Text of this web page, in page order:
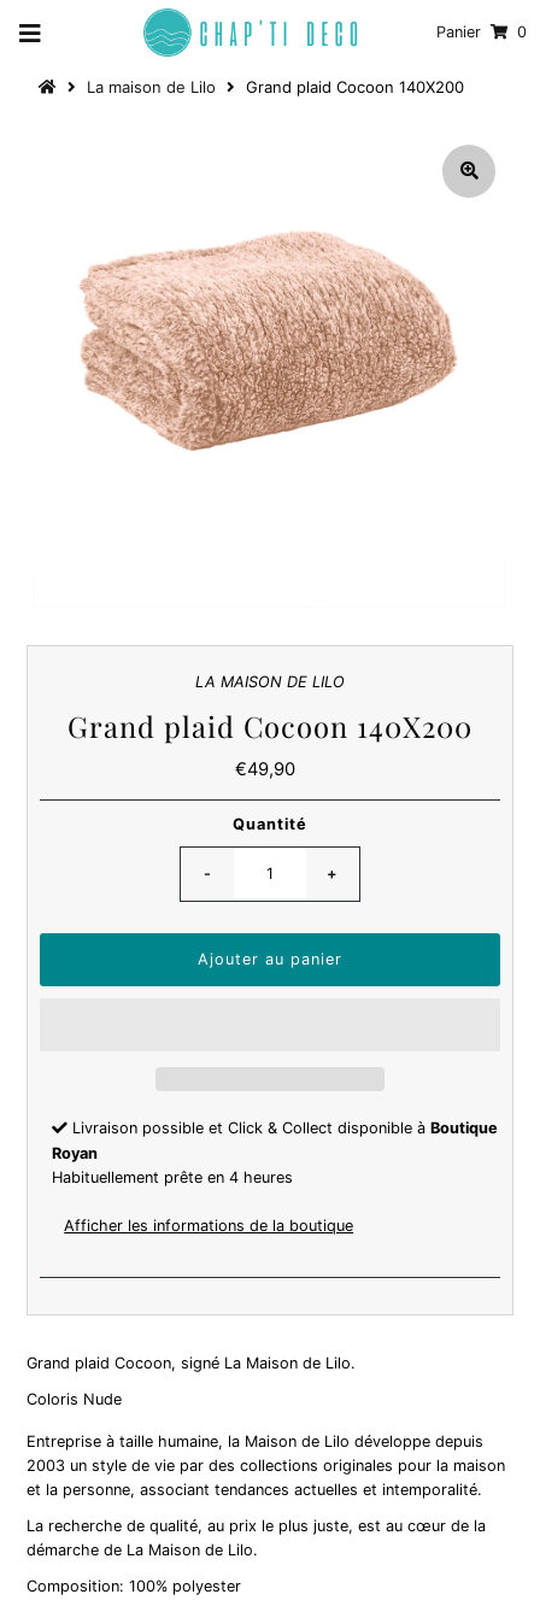
Panier 0
La maison de Lilo Grand plaid Cocoon 140X200
LA MAISON DE LILO
Grand plaid Cocoon 140X200
Prix
€49,90
Quantité
- +
Livraison possible et Click & Collect disponible àBoutique
Royan
Habituellement prête en 4 heures
Afficher les informations de la boutique
Grand plaid Cocoon, signé La Maison de Lilo.
Coloris Nude
Entreprise à taille humaine, la Maison de Lilo développe depuis
2003 un style de vie par des collections originales pour la maison
et la personne, associant tendances actuelles et intemporalité.
La recherche de qualité, au prix le plus juste, est au cœur de la
démarche de La Maison de Lilo.
Composition: 100% polyester